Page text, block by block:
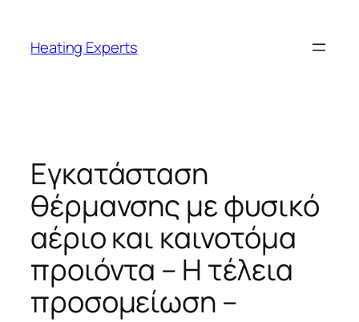
περιεχόμενο
Heating Experts
Εγκατάσταση
θέρμανσης με φυσικό
αέριο και καινοτόμα
προιόντα – Η τέλεια
προσομείωση –